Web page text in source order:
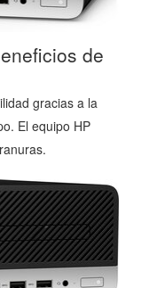
de
gracias a la
El equipo HP